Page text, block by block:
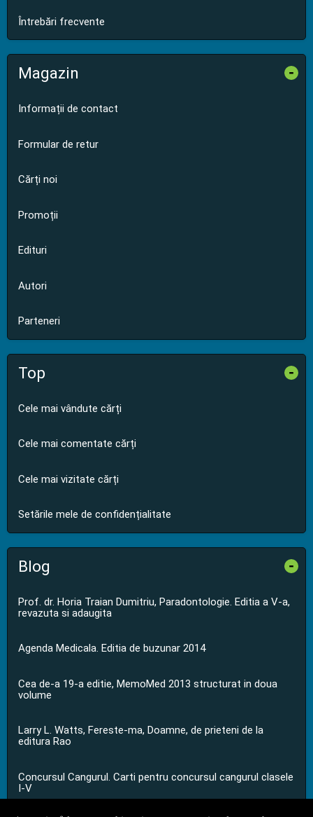
Întrebări frecvente
Magazin -
Informații de contact
Formular de retur
Cărți noi
Promoții
Edituri
Autori
Parteneri
Top -
Cele mai vândute cărți
Cele mai comentate cărți
Cele mai vizitate cărți
Setările mele de confidențialitate
Blog -
Prof. dr. Horia Traian Dumitriu, Paradontologie. Editia a V-a,
revazuta si adaugita
Agenda Medicala. Editia de buzunar 2014
Cea de-a 19-a editie, MemoMed 2013 structurat in doua
volume
Larry L. Watts, Fereste-ma, Doamne, de prieteni de la
editura Rao
Concursul Cangurul. Carti pentru concursul cangurul clasele
I-V